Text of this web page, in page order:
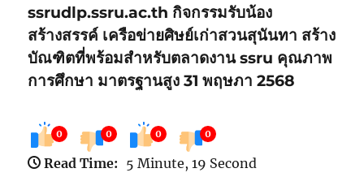
ssrudlp.ssru.ac.th กิจกรรมรับน้อง
สร้างสรรค์ เครือข่ายศิษย์เก่าสวนสุนันทา สร้าง
บัณฑิตที่พร้อมสำหรับตลาดงาน ssru คุณภาพ
การศึกษา มาตรฐานสูง 31 พฤษภา 2568
0 0 0 0
Read Time: 5 Minute, 19 Second